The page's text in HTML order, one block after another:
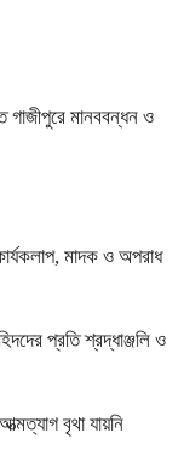
গাজীপুরে মানববন্ধন ও
মাদক ও অপরাধ
প্রতি শ্রদ্ধাঞ্জলি ও
বৃথা যায়নি